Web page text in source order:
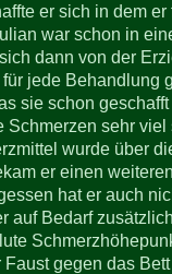
er sich in dem
war schon in
dann von der
für jede Behandlung
sie schon
Schmerzen sehr
wurde über
er einen
hat er auch
auf Bedarf
Faust gegen das